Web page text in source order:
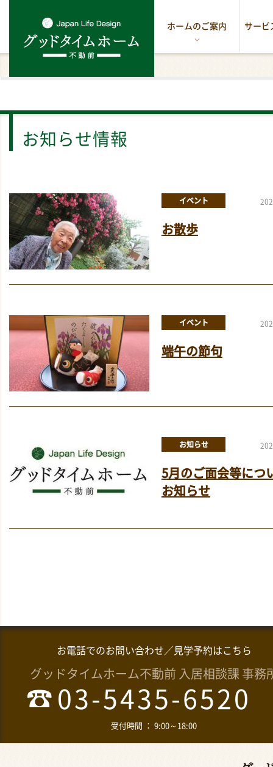
ホームのご案内 サービ
お知らせ情報
イベント
お散歩
イベント
端午の節句
お知らせ
5月のご面会等につ
お知らせ
お電話でのお問い合わせ／見学予約はこちら
グッドタイムホーム不動前 入居相談課 事務
03-5435-6520
受付時間 ： 9:00～18:00